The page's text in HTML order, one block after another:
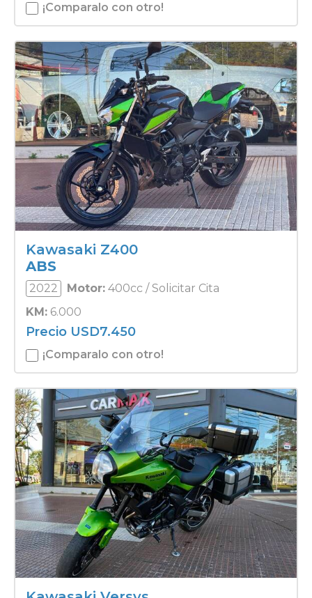
¡Comparalo con otro!
Kawasaki Z400
ABS
2022 Motor: 400cc / Solicitar Cita
KM: 6.000
Precio USD7.450
¡Comparalo con otro!